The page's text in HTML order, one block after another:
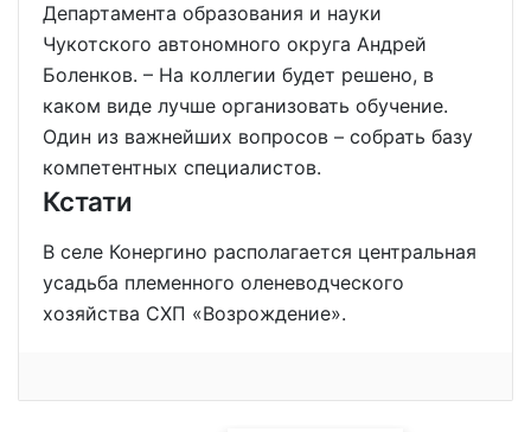
Департамента образования и науки
Чукотского автономного округа Андрей
Боленков. – На коллегии будет решено, в
каком виде лучше организовать обучение.
Один из важнейших вопросов – собрать базу
компетентных специалистов.
Кстати
В селе Конергино располагается центральная
усадьба племенного оленеводческого
хозяйства СХП «Возрождение».